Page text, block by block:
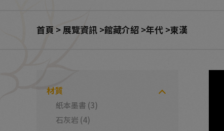
首頁 展覽資訊 館藏介紹 年代 東漢
材質
紙本墨書 (3)
石灰岩 (4)